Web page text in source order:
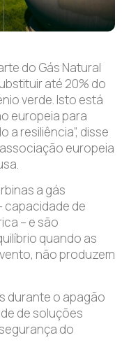
do Gás Natural
até 20% do
verde. Isto está
europeia para
resiliência”, disse
europeia
a gás
capacidade de
– e são
quando as
não produzem
durante o apagão
de soluções
do